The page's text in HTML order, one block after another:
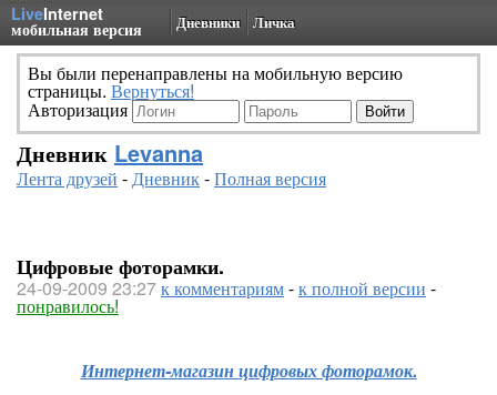
LiveInternet
мобильная версия Дневники Личка
Вы были перенаправлены на мобильную версию
страницы. Вернуться!
Авторизация
Дневник Levanna
Лента друзей -Дневник-Полная версия
Цифровые фоторамки.
24-09-2009 23:27к комментариям-к полной версии -
понравилось!
Интернет-магазин цифровых фоторамок.